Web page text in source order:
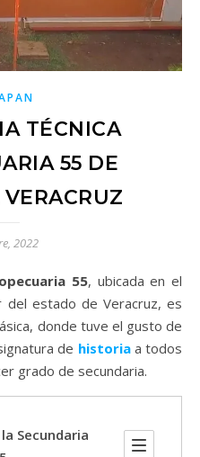
TÉCNICA
55 DE
2022
55, ubicada en el
del estado de Veracruz, es
donde tuve el gusto de
de historiaa todos
grado de secundaria.
Secundaria